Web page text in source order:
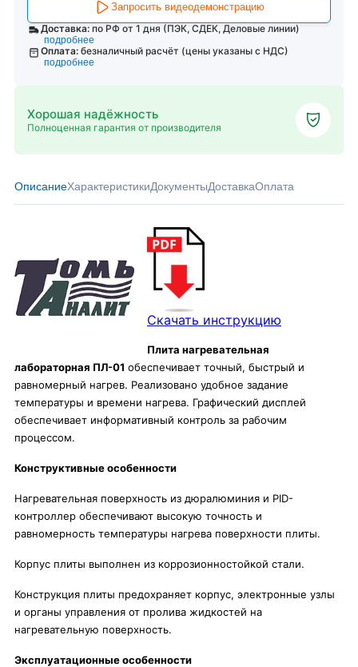
Запросить видеодемонстрацию
Доставка: по РФ от 1 дня (ПЭК, СДЕК, Деловые линии)
подробнее
Оплата: безналичный расчёт (цены указаны с НДС)
подробнее
Хорошая надёжность
Полноценная гарантия от производителя
ОписаниеХарактеристикиДокументыДоставкаОплата
Скачать инструкцию
Плита нагревательная
лабораторная ПЛ-01 обеспечивает точный, быстрый и
равномерный нагрев. Реализовано удобное задание
температуры и времени нагрева. Графический дисплей
обеспечивает информативный контроль за рабочим
процессом.
Конструктивные особенности
Нагревательная поверхность из дюралюминия и PID-
контроллер обеспечивают высокую точность и
равномерность температуры нагрева поверхности плиты.
Корпус плиты выполнен из коррозионностойкой стали.
Конструкция плиты предохраняет корпус, электронные узлы
и органы управления от пролива жидкостей на
нагревательную поверхность.
Эксплуатационные особенности